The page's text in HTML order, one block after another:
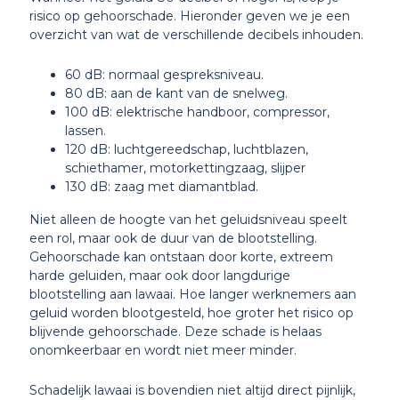
risico op gehoorschade. Hieronder geven we je een
overzicht van wat de verschillende decibels inhouden.
60 dB: normaal gespreksniveau.
80 dB: aan de kant van de snelweg.
100 dB: elektrische handboor, compressor,
lassen.
120 dB: luchtgereedschap, luchtblazen,
schiethamer, motorkettingzaag, slijper
130 dB: zaag met diamantblad.
Niet alleen de hoogte van het geluidsniveau speelt
een rol, maar ook de duur van de blootstelling.
Gehoorschade kan ontstaan door korte, extreem
harde geluiden, maar ook door langdurige
blootstelling aan lawaai. Hoe langer werknemers aan
geluid worden blootgesteld, hoe groter het risico op
blijvende gehoorschade. Deze schade is helaas
onomkeerbaar en wordt niet meer minder.
Schadelijk lawaai is bovendien niet altijd direct pijnlijk,